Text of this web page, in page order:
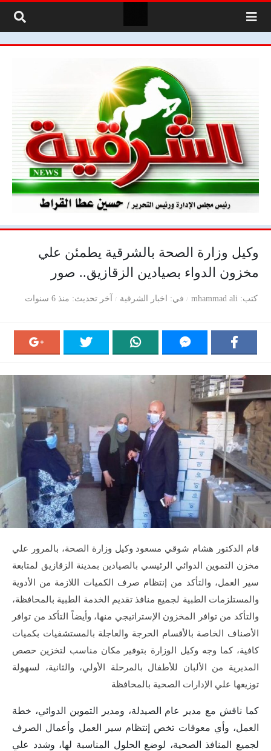
وكيل وزارة الصحة بالشرقية يطمئن علي
مخزون الدواء بصيادين الزقازيق.. صور
كتب mhammad ali في اخبار الشرقية آخر تحديث منذ 6 سنوات
قام الدكتور هشام شوقي مسعود وكيل وزارة الصحة، بالمرور علي
مخزن التموين الدوائي الرئيسي بالصيادين بمدينة الزقازيق لمتابعة
سير العمل، والتأكد من إنتظام صرف الكميات اللازمة من الأدوية
والمستلزمات الطبية لجميع منافذ تقديم الخدمة الطبية بالمحافظة،
والتأكد من توافر المخزون الإستراتيجي منها، وأيضاً التأكد من توافر
الأصناف الخاصة بالأقسام الحرجة والعاجلة بالمستشفيات بكميات
كافية، كما وجه وكيل الوزارة بتوفير مكان مناسب لتخزين حصص
المديرية من الألبان للأطفال بالمرحلة الأولي، والثانية، لسهولة
توزيعها علي الإدارات الصحية بالمحافظة
كما ناقش مع مدير عام الصيدلة، ومدير التموين الدوائي، خطة
العمل، وأي معوقات تخص إنتظام سير العمل وأعمال الصرف
لجميع المنافذ الصحية، لوضع الحلول المناسبة لها، وشدد علي